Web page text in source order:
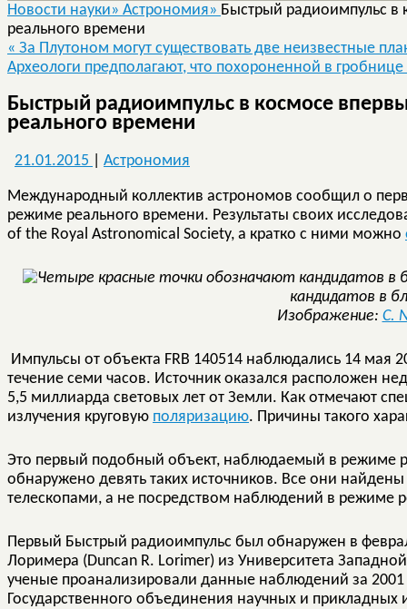
Новости науки» Астрономия» Быстрый радиоимпульс
реального времени
« За Плутоном могут существовать две неизвестные
Археологи предполагают, что похороненной в
Быстрый радиоимпульс в космосе
реального времени
21.01.2015 Астрономия
Международный коллектив астрономов сообщил о
режиме реального времени. Результаты своих
of the Royal Astronomical Society, а кратко с ними можно
кандидатов в
Изображение: C.
Импульсы от объекта FRB 140514 наблюдались 14 мая
течение семи часов. Источник оказался расположен
5,5 миллиарда световых лет от Земли. Как отмечают
излучения круговую поляризацию. Причины такого
Это первый подобный объект, наблюдаемый в режиме
обнаружено девять таких источников. Все они
телескопами, а не посредством наблюдений в режиме
Первый Быстрый радиоимпульс был обнаружен в
Лоримера (Duncan R. Lorimer) из Университета
ученые проанализировали данные наблюдений за 2001
Государственного объединения научных и прикладных